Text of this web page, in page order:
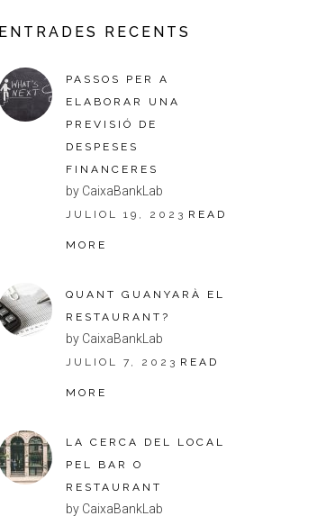
ENTRADES RECENTS
PASSOS PER A
ELABORAR UNA
PREVISIÓ DE
DESPESES
FINANCERES
by CaixaBankLab
JULIOL 19, 2023 READ
MORE
QUANT GUANYARÀ EL
RESTAURANT?
by CaixaBankLab
JULIOL 7, 2023 READ
MORE
LA CERCA DEL LOCAL
PEL BAR O
RESTAURANT
by CaixaBankLab